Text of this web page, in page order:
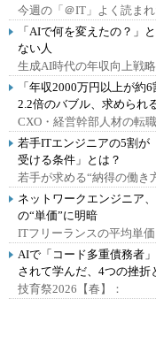
今週の「＠IT」よく読まれ
「AIで何を変えたの？」
ない人
生成AI時代の年収向上戦略
「年収2000万円以上が
2.2倍のバブル、求められ
CXO・経営幹部人材の転
若手ITエンジニアの5割
受ける条件」とは？
若手が求める“納得の働き
ネットワークエンジニア
の“単価”に明暗
ITフリーランスの平均単価
AIで「コード多重債務者
されて学んだ、4つの挫折
技育祭2026【春】：